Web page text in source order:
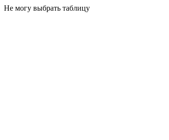
Не могу выбрать таблицу